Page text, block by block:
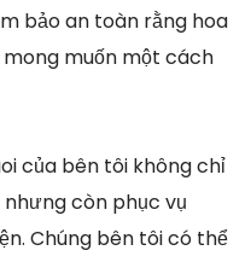
bảo an toàn rằng hoa
muốn một cách
của bên tôi không chỉ
còn phục vụ
Chúng bên tôi có thể